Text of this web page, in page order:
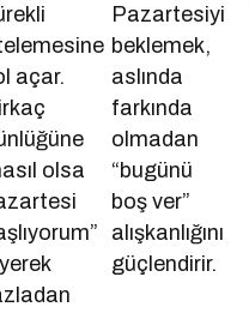
açar.
olsa
Pazartesiyi
beklemek,
aslında
farkında
olmadan
“bugünü
boş ver”
alışkanlığını
güçlendirir.